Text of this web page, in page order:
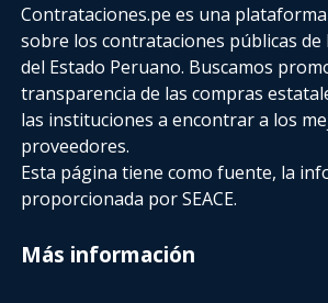
Contrataciones.pe es una
sobre los contrataciones públicas de
del Estado Peruano. Buscamos
transparencia de las compras
las instituciones a encontrar a los
proveedores.
Esta página tiene como fuente, la
proporcionada por SEACE.
Más información